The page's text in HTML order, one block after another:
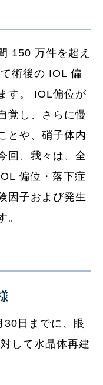
150 万件を超え
術後の IOL 偏
す。 IOL偏位が
覚し、さらに慢
とや、硝子体内
回、我々は、全
偏位・落下症
因子および発生
。
日までに、眼
して水晶体再建